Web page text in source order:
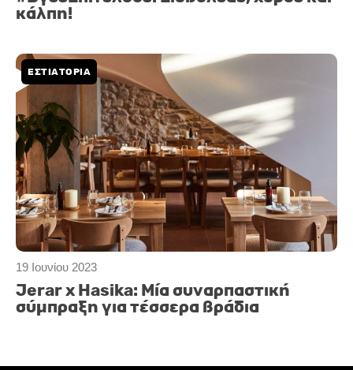
κάλπη!
19 Ιουνίου 2023
ΕΣΤΙΑΤΟΡΙΑ
Jerar x Hasika: Μία συναρπαστική
σύμπραξη για τέσσερα βράδια